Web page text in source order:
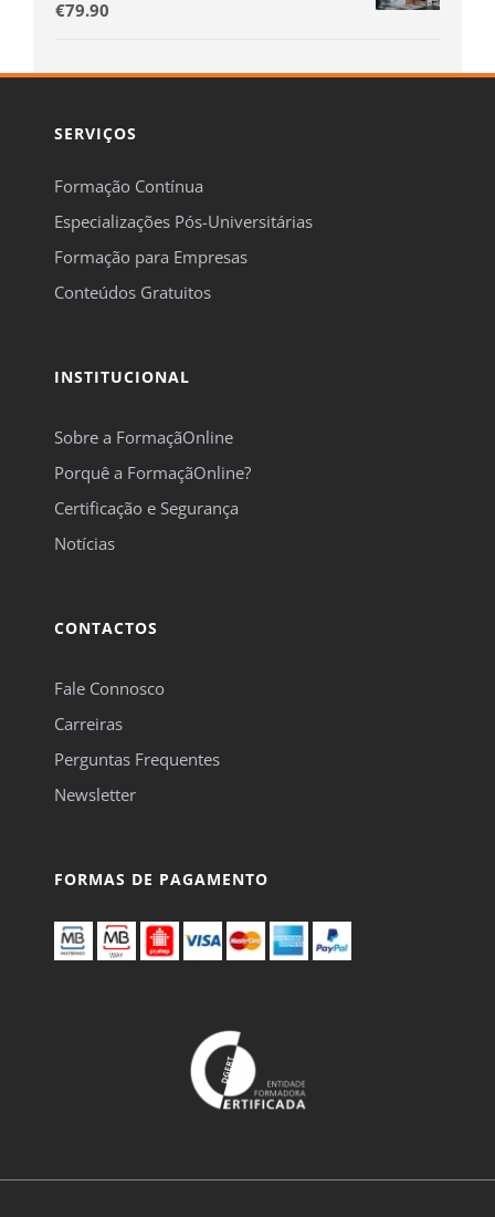
€79.90
SERVIÇOS
Formação Contínua
Especializações Pós-Universitárias
Formação para Empresas
Conteúdos Gratuitos
INSTITUCIONAL
Sobre a FormaçãOnline
Porquê a FormaçãOnline?
Certificação e Segurança
Notícias
CONTACTOS
Fale Connosco
Carreiras
Perguntas Frequentes
Newsletter
FORMAS DE PAGAMENTO